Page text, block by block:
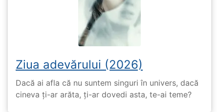
Ziua adevărului (2026)
Dacă ai afla că nu suntem singuri în univers, dacă
cineva ți-ar arăta, ți-ar dovedi asta, te-ai teme?